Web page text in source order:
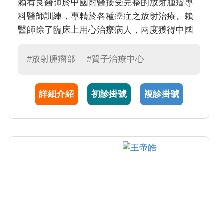
賴宥良醫師於中國附醫接受完整的放射腫瘤專
科醫師訓練，專精於各種癌症之放射治療。賴
醫師除了臨床上用心治療病人，兩度獲得中國
致力於癌症轉譯研究，結合基礎醫學與臨床醫
學博士學位。
#放射腫瘤部 #質子治療中心
詳細介紹 初診掛號 複診掛號